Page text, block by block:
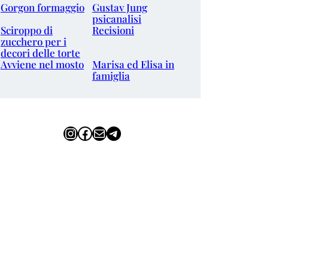
Gorgon formaggio Gustav Jung
psicanalisi
Sciroppo di
zucchero per i
decori delle torte
Recisioni
Avviene nel mosto
Marisa ed Elisa in
famiglia
InstagramFacebook Email Telegram